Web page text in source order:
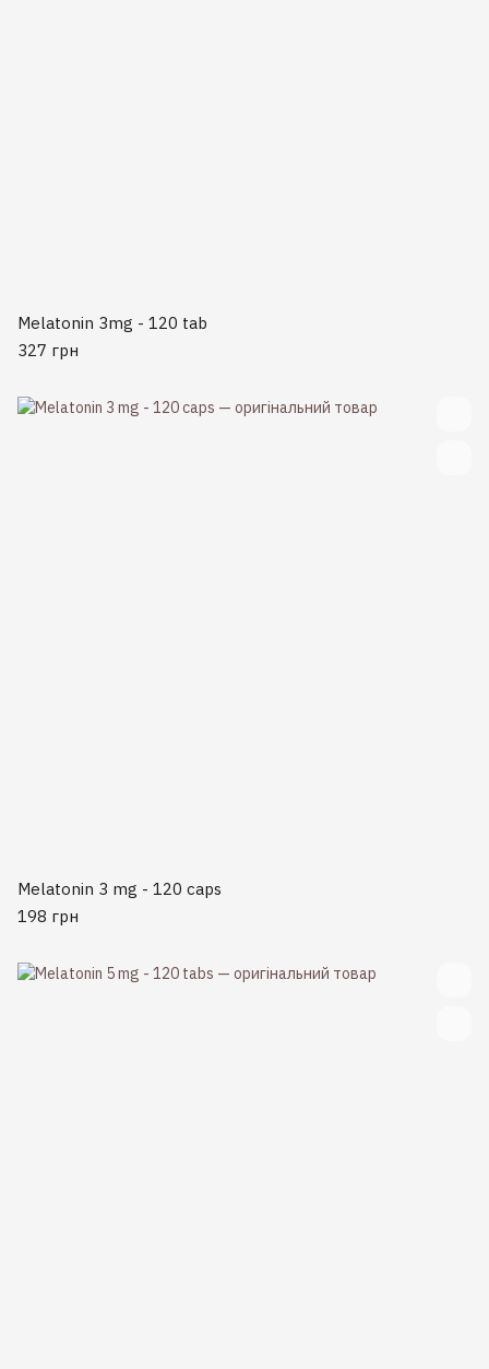
Melatonin 3mg - 120 tab
327 грн
Melatonin 3 mg - 120 caps
198 грн